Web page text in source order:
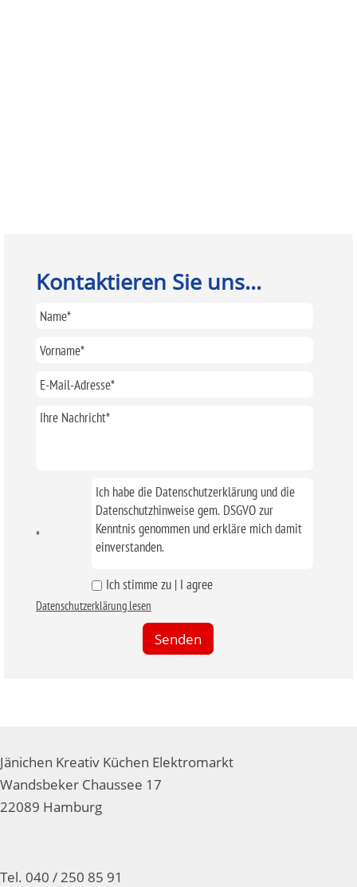
Kontaktieren Sie uns...
*
Ich habe die Datenschutzerklärung und die
Datenschutzhinweise gem. DSGVO zur
Kenntnis genommen und erkläre mich damit
einverstanden.
Ich stimme zu | I agree
Datenschutzerklärung lesen
Jänichen Kreativ Küchen Elektromarkt
Wandsbeker Chaussee 17
22089 Hamburg
Tel. 040 / 250 85 91